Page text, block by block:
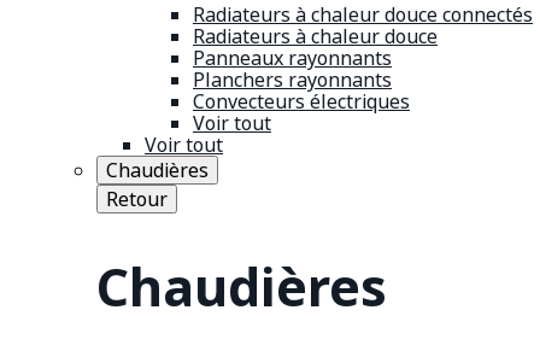
Radiateurs à chaleur douce connectés
Radiateurs à chaleur douce
Panneaux rayonnants
Planchers rayonnants
Convecteurs électriques
Voir tout
Voir tout
Chaudières
Retour
Chaudières